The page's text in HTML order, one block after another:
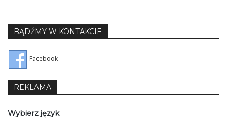
BĄDŹMY W KONTAKCIE
Facebook
REKLAMA
Wybierz język